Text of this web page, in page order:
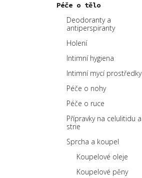
Péče o tělo
Deodoranty a
antiperspiranty
Holení
Intimní hygiena
Intimní mycí prostředky
Péče o nohy
Péče o ruce
Přípravky na celulitidu a
strie
Sprcha a koupel
Koupelové oleje
Koupelové pěny